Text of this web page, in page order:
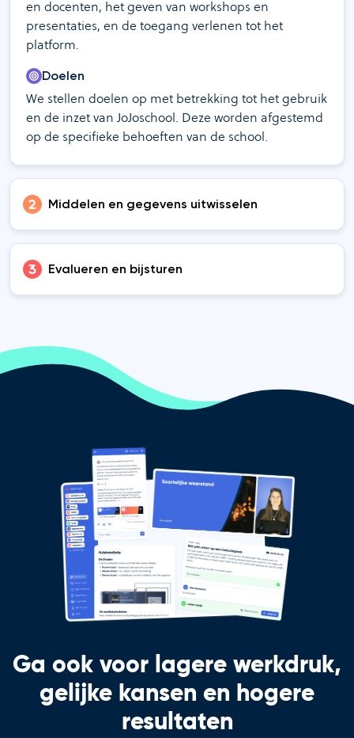
en docenten, het geven van workshops en
presentaties, en de toegang verlenen tot het
platform.
Doelen
We stellen doelen op met betrekking tot het gebruik
en de inzet van JoJoschool. Deze worden afgestemd
op de specifieke behoeften van de school.
Middelen en gegevens uitwisselen
Evalueren en bijsturen
Ga ook voor lagere werkdruk,
gelijke kansen en hogere
resultaten